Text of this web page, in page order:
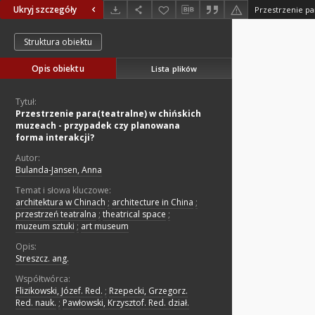
Ukryj szczegóły
Struktura obiektu
Opis obiektu Lista plików
Tytuł:
Przestrzenie para(teatralne) w chińskich
muzeach - przypadek czy planowana
forma interakcji?
Autor:
Bulanda-Jansen, Anna
Temat i słowa kluczowe:
architektura w Chinach ; architecture in China ;
przestrzeń teatralna ; theatrical space ;
muzeum sztuki ; art museum
Opis:
Streszcz. ang.
Współtwórca:
Flizikowski, Józef. Red. ; Rzepecki, Grzegorz.
Red. nauk. ; Pawłowski, Krzysztof. Red. dział.